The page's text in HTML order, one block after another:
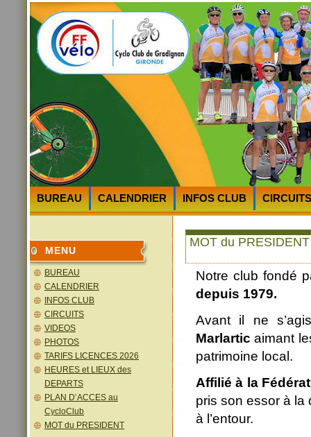
BUREAU CALENDRIER INFOS CLUB
CIRCUITS
MENU
BUREAU
CALENDRIER
INFOS CLUB
CIRCUITS
VIDEOS
PHOTOS
TARIFS LICENCES 2026
HEURES et LIEUX des
DEPARTS
PLAN D’ACCES au
CycloClub
MOT du PRESIDENT
MOT du PRESIDENT
Notre club fondé
depuis 1979.
Avant il ne
Marlartic aimant
patrimoine local.
Affilié à la
pris son essor à
à l’entour.